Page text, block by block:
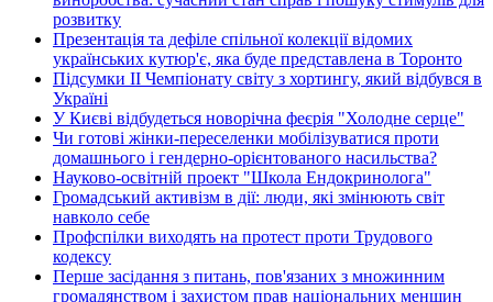
розвитку
Презентація та дефіле спільної колекції відомих
українських кутюр'є, яка буде представлена в Торонто
Підсумки ІІ Чемпіонату світу з хортингу, який відбувся в
Україні
У Києві відбудеться новорічна феєрія "Холодне серце"
Чи готові жінки-переселенки мобілізуватися проти
домашнього і гендерно-орієнтованого насильства?
Науково-освітній проект "Школа Ендокринолога"
Громадський активізм в дії: люди, які змінюють світ
навколо себе
Профспілки виходять на протест проти Трудового
кодексу
Перше засідання з питань, пов'язаних з множинним
громадянством і захистом прав національних меншин